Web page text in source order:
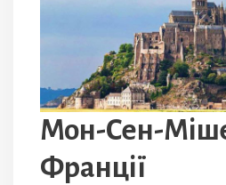
Мон-Сен-
Франції